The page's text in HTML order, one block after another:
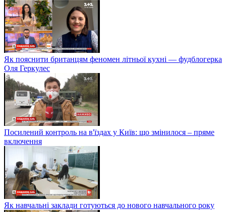
Як пояснити британцям феномен літньої кухні — фудблогерка
Оля Геркулес
Посилений контроль на в'їздах у Київ: що змінилося – пряме
включення
Як навчальні заклади готуються до нового навчального року